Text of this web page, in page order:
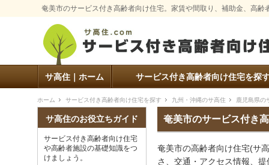
奄美市のサービス付き高齢者向け住宅。家賃や間取り、補助金、高
サ高住｜ホーム サービス付き高齢者向け住宅を探
ホーム サービス付き高齢者向け住宅を探す 九州・沖縄のサ高住 鹿児島県の
奄美市のサービス付き
奄美市の高齢者向け住宅(サ
さ、交通・アクセス情報、
サ高住のお役立ちガイド
サービス付き高齢者向け住宅
や高齢者施設の基礎知識をつ
けましょう。